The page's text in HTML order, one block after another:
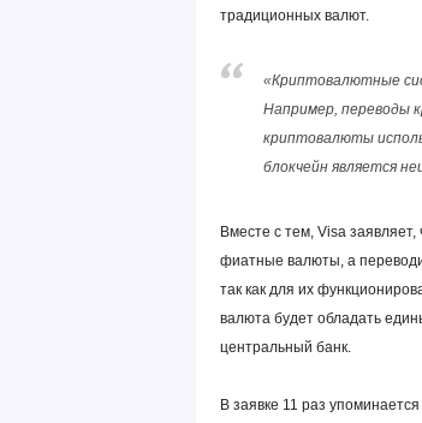
традиционных валют.
«Криптовалютные
Например, переводы
криптовалюты
блокчейн является
Вместе с тем, Visa
фиатные валюты, а
так как для их
валюта будет обладать
центральный банк.
В заявке 11 раз